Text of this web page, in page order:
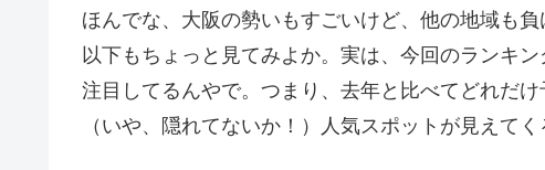
ほんでな、大阪の勢いもすごいけど、他の地域も
以下もちょっと見てみよか。実は、今回のランキ
注目してるんやで。つまり、去年と比べてどれだ
（いや、隠れてないか！）人気スポットが見えてく